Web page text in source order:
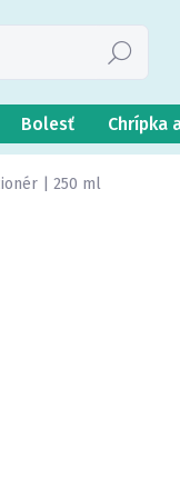
Hľadať
Bolesť Chrípka
| 250 ml